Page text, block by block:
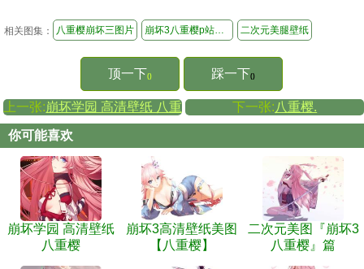
相关图集： 八重樱崩坏三图片 崩坏3八重樱p站污图片 二次元美腿壁纸
顶一下() 踩一下()
上一张:崩坏学园 高清壁纸 八重樱 下一张: 八重樱.
你可能喜欢
崩坏学园 高清壁纸
八重樱
崩坏3高清壁纸美图
【八重樱】
二次元美图『崩坏3
八重樱』篇